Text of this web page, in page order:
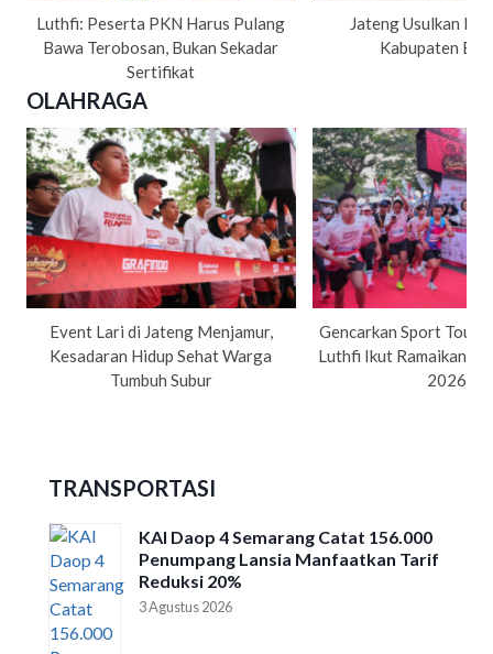
Luthfi: Peserta PKN Harus Pulang
Bawa Terobosan, Bukan Sekadar
Sertifikat
Jateng Usulkan
Kabupaten
OLAHRAGA
Event Lari di Jateng Menjamur,
Kesadaran Hidup Sehat Warga
Tumbuh Subur
Gencarkan Sport
Luthfi Ikut Ramaikan
2026
TRANSPORTASI
KAI Daop 4 Semarang Catat 156.000
Penumpang Lansia Manfaatkan Tarif
Reduksi 20%
3 Agustus 2026